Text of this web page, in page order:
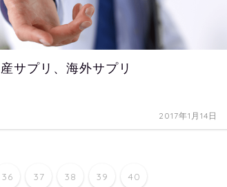
サプリ、海外サプリ
2017年1月14日
36 37 38 39 40